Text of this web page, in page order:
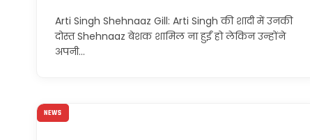
Arti Singh Shehnaaz Gill: Arti Singh की शादी में उनकी
दोस्त Shehnaaz बेशक शामिल ना हुईं हो लेकिन उन्होंने
अपनी…
NEWS